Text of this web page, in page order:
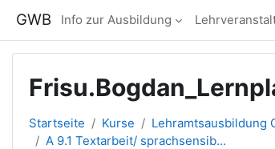
GWB Info zur Ausbildung
Startseite Kurse Lehramtsausbildung
A 9.1 Textarbeit/ sprachsensib...